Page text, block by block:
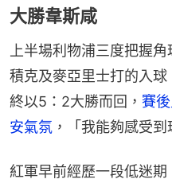
大勝韋斯咸
上半場利物浦三度把握
積克及麥亞里士打的入
終以5：2大勝而回， 賽
安氣氛 ，「我能夠感受到
紅軍早前經歷一段低迷